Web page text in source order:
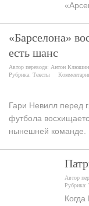
«Барселона»
есть шанс
Автор перевода: Антон Клюшин
Рубрика: Тексты
Гари Невилл перед
футбола
нынешней команде.
Автор
Рубрика: